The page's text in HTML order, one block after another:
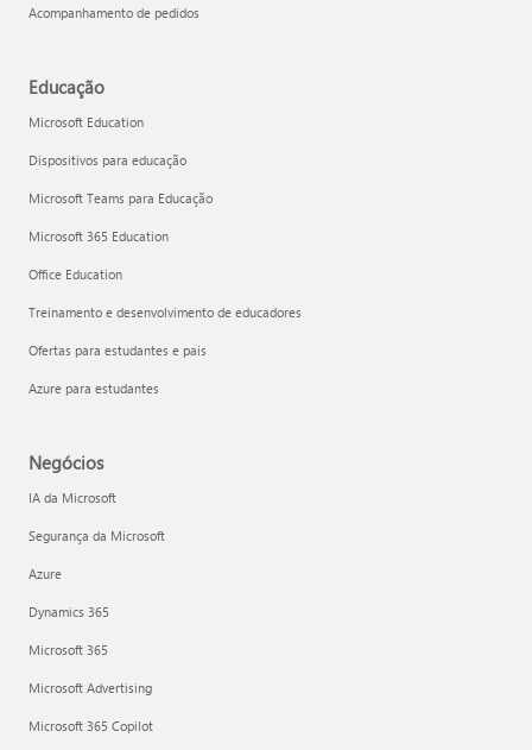
Acompanhamento de pedidos
Educação
Microsoft Education
Dispositivos para educação
Microsoft Teams para Educação
Microsoft 365 Education
Office Education
Treinamento e desenvolvimento de educadores
Ofertas para estudantes e pais
Azure para estudantes
Negócios
IA da Microsoft
Segurança da Microsoft
Azure
Dynamics 365
Microsoft 365
Microsoft Advertising
Microsoft 365 Copilot